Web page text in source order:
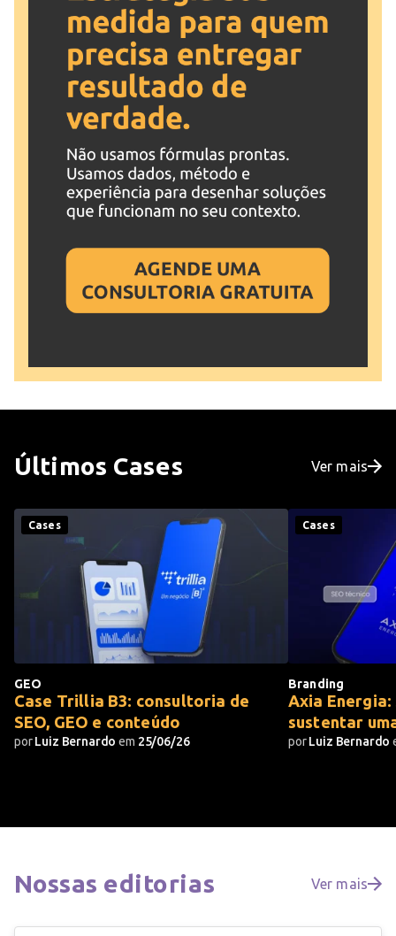
Últimos Cases Ver mais
Cases
GEO
Case Trillia B3: consultoria de
SEO, GEO e conteúdo
porLuiz Bernardo em 25/06/26
Cases
Branding
Axia
sustentar
porLuiz Bernardo
Nossas editorias Ver mais